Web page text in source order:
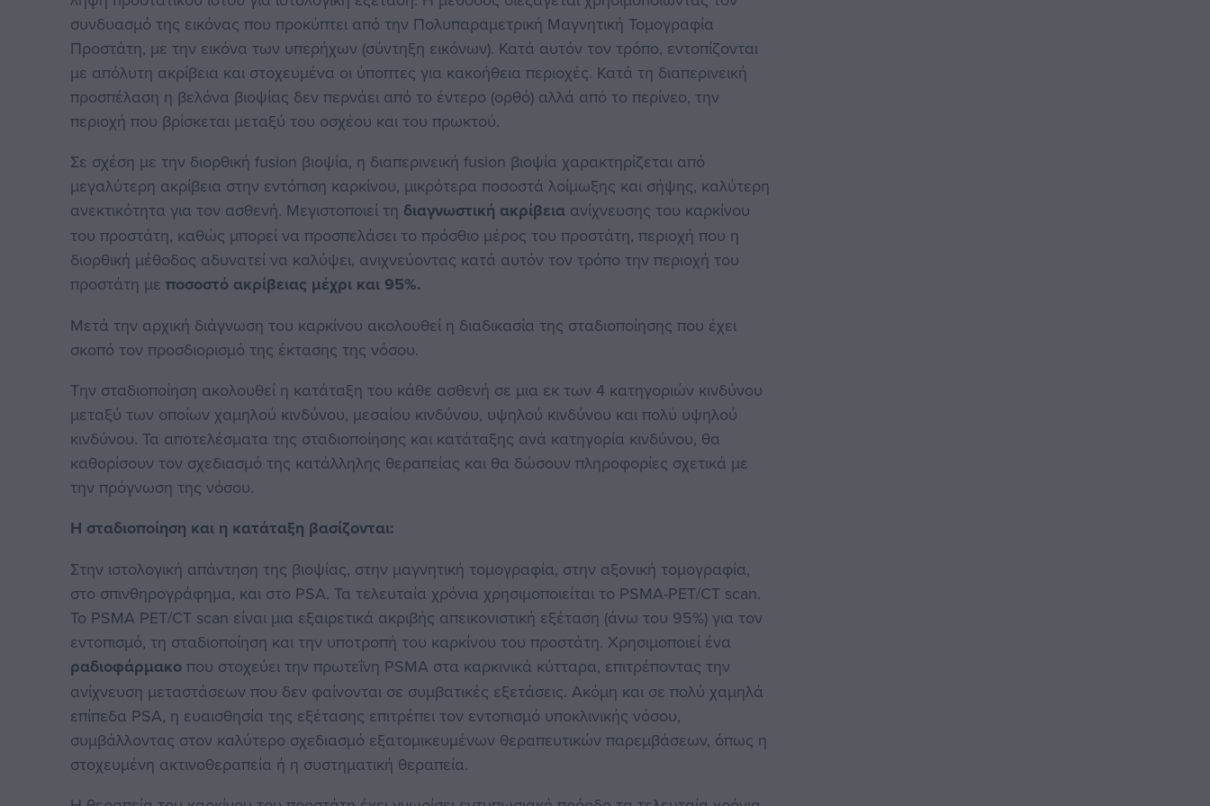
συνδυασμό της εικόνας που προκύπτει από την Πολυπαραμετρική Μαγνητική Τομογραφία
Προστάτη, με την εικόνα των υπερήχων (σύντηξη εικόνων). Κατά αυτόν τον τρόπο, εντοπίζονται
με απόλυτη ακρίβεια και στοχευμένα οι ύποπτες για κακοήθεια περιοχές. Κατά τη διαπερινεική
προσπέλαση η βελόνα βιοψίας δεν περνάει από το έντερο (ορθό) αλλά από το περίνεο, την
περιοχή που βρίσκεται μεταξύ του οσχέου και του πρωκτού.
Σε σχέση με την διορθική fusion βιοψία, η διαπερινεική fusion βιοψία χαρακτηρίζεται από
μεγαλύτερη ακρίβεια στην εντόπιση καρκίνου, μικρότερα ποσοστά λοίμωξης και σήψης, καλύτερη
ανεκτικότητα για τον ασθενή. Μεγιστοποιεί τη διαγνωστική ακρίβεια ανίχνευσης του καρκίνου
του προστάτη, καθώς μπορεί να προσπελάσει το πρόσθιο μέρος του προστάτη, περιοχή που η
διορθική μέθοδος αδυνατεί να καλύψει, ανιχνεύοντας κατά αυτόν τον τρόπο την περιοχή του
προστάτη μεποσοστό ακρίβειας μέχρι και 95%.
Mετά την αρχική διάγνωση του καρκίνου ακολουθεί η διαδικασία της σταδιοποίησης που έχει
σκοπό τον προσδιορισμό της έκτασης της νόσου.
Την σταδιοποίηση ακολουθεί η κατάταξη του κάθε ασθενή σε μια εκ των 4 κατηγοριών κινδύνου
μεταξύ των οποίων χαμηλού κινδύνου, μεσαίου κινδύνου, υψηλού κινδύνου και πολύ υψηλού
κινδύνου. Τα αποτελέσματα της σταδιοποίησης και κατάταξης ανά κατηγορία κινδύνου, θα
καθορίσουν τον σχεδιασμό της κατάλληλης θεραπείας και θα δώσουν πληροφορίες σχετικά με
την πρόγνωση της νόσου.
Η σταδιοποίηση και η κατάταξη βασίζονται:
Στην ιστολογική απάντηση της βιοψίας, στην μαγνητική τομογραφία, στην αξονική τομογραφία,
στο σπινθηρογράφημα, και στο PSA. Τα τελευταία χρόνια χρησιμοποιείται το PSMA-PET/CT scan.
Το PSMA PET/CT scan είναι μια εξαιρετικά ακριβής απεικονιστική εξέταση (άνω του 95%) για τον
εντοπισμό, τη σταδιοποίηση και την υποτροπή του καρκίνου του προστάτη. Χρησιμοποιεί ένα
ραδιοφάρμακοπου στοχεύει την πρωτεΐνη PSMA στα καρκινικά κύτταρα, επιτρέποντας την
ανίχνευση μεταστάσεων που δεν φαίνονται σε συμβατικές εξετάσεις. Ακόμη και σε πολύ χαμηλά
επίπεδα PSA, η ευαισθησία της εξέτασης επιτρέπει τον εντοπισμό υποκλινικής νόσου,
συμβάλλοντας στον καλύτερο σχεδιασμό εξατομικευμένων θεραπευτικών παρεμβάσεων, όπως η
στοχευμένη ακτινοθεραπεία ή η συστηματική θεραπεία.